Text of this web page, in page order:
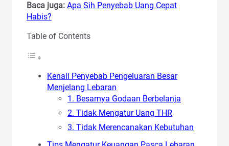
Baca juga: Apa Sih Penyebab Uang Cepat
Habis?
Table of Contents
Kenali Penyebab Pengeluaran Besar
Menjelang Lebaran
1. Besarnya Godaan Berbelanja
2. Tidak Mengatur Uang THR
3. Tidak Merencanakan Kebutuhan